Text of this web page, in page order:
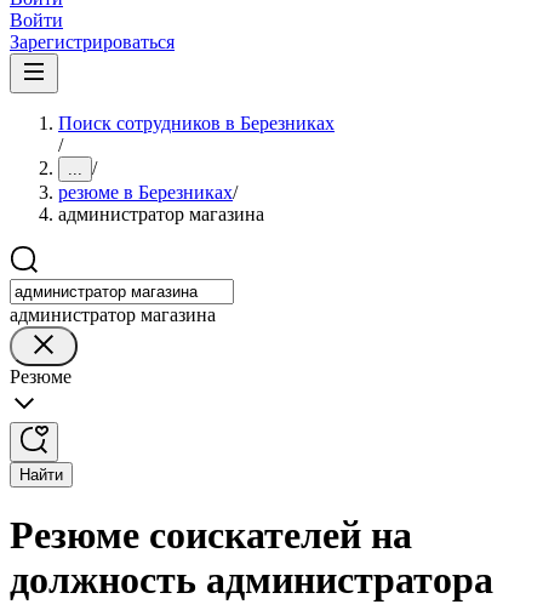
Войти
Зарегистрироваться
Поиск сотрудников в Березниках
/
... /
резюме в Березниках/
администратор магазина
администратор магазина
Резюме
Найти
Резюме соискателей на
должность администратора